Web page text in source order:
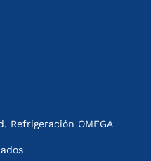
Refrigeración OMEGA